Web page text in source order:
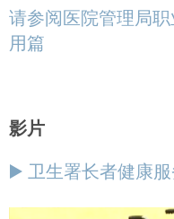
小贴士‧「家」资源
请参阅医院管理局
用篇
影片
▶️ 卫生署长者健康